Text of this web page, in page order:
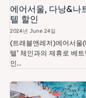
에어서울, 다낭&나
텔 할인
2024년 June 24일
(트래블앤레저)에어서울
텔’ 체인과의 제휴로 베
인...